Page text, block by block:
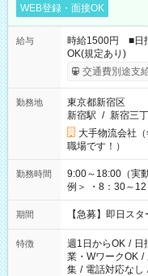
WEB登録・面接OK
給与
時給1500円 ■日
OK(規定あり)
交通費別途支
勤務地
東京都新宿区
新宿駅 / 新宿三
大手物流会社
職場です！）
勤務時間
9:00～18:00（実動8時間） 希望の時間帯を
例＞ ・8：30～
・13：00～22：
期間 【急募】即日ス
特徴 週1日からOK / 日
業・WワークOK /
集 / 電話対応なし